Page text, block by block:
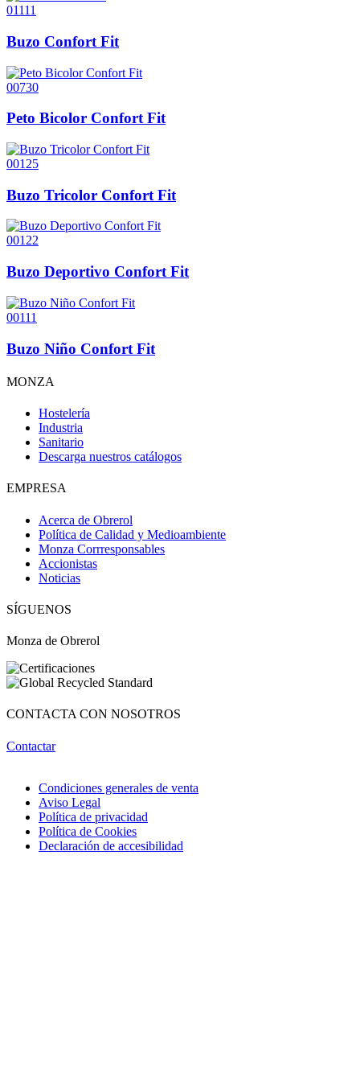
01111
Buzo Confort Fit
00730
Peto Bicolor Confort Fit
00125
Buzo Tricolor Confort Fit
00122
Buzo Deportivo Confort Fit
00111
Buzo Niño Confort Fit
MONZA
Hostelería
Industria
Sanitario
Descarga nuestros catálogos
EMPRESA
Acerca de Obrerol
Política de Calidad y Medioambiente
Monza Corrresponsables
Accionistas
Noticias
SÍGUENOS
Monza de Obrerol
CONTACTA CON NOSOTROS
Contactar
Condiciones generales de venta
Aviso Legal
Política de privacidad
Política de Cookies
Declaración de accesibilidad